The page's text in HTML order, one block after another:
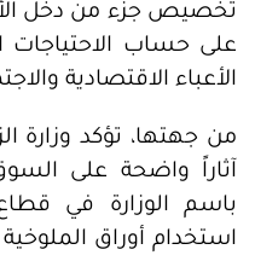
تخصيص جزء من دخل
على حساب الاحتياجات
الأعباء الاقتصادية
من جهتها، تؤكد وزارة
آثاراً واضحة على
باسم الوزارة في
استخدام أوراق